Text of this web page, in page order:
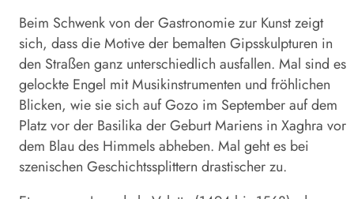
Beim Schwenk von der Gastronomie zur Kunst zeigt
sich, dass die Motive der bemalten Gipsskulpturen in
den Straßen ganz unterschiedlich ausfallen. Mal sind es
gelockte Engel mit Musikinstrumenten und fröhlichen
Blicken, wie sie sich auf Gozo im September auf dem
Platz vor der Basilika der Geburt Mariens in Xaghra vor
dem Blau des Himmels abheben. Mal geht es bei
szenischen Geschichtssplittern drastischer zu.